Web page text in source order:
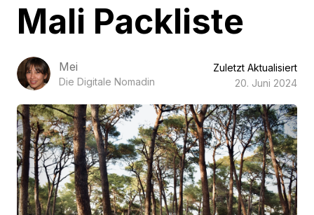
Mali Packliste
Mei
Die Digitale Nomadin
Zuletzt Aktualisiert
20. Juni 2024